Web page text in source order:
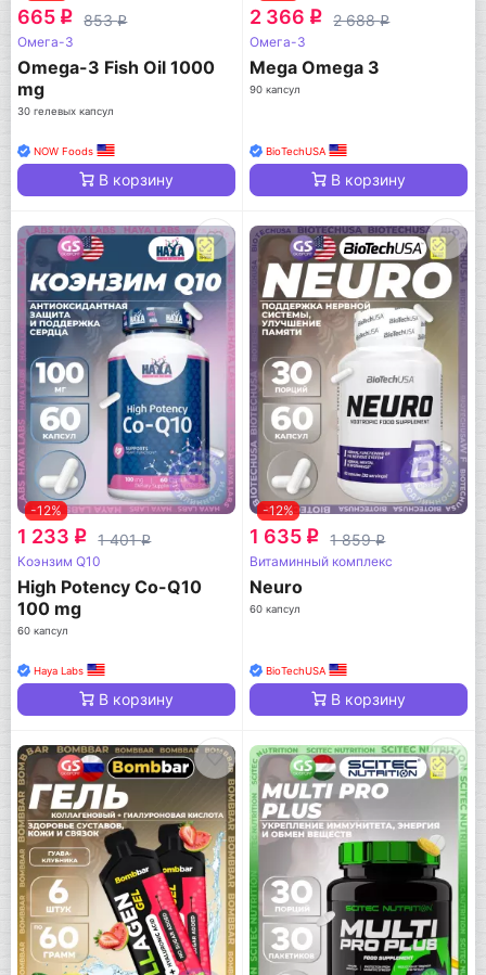
665 q 853q
Омега-3
Omega-3 Fish Oil 1000
mg
30 гелевых капсул
NOW Foods
В корзину
2 366 q 2 688q
Омега-3
Mega Omega 3
90 капсул
BioTechUSA
В корзину
-12%
1 233 q 1 401q
Коэнзим Q10
High Potency Co-Q10
100 mg
60 капсул
Haya Labs
В корзину
-12%
1 635 q 1 859q
Витаминный комплекс
Neuro
60 капсул
BioTechUSA
В корзину